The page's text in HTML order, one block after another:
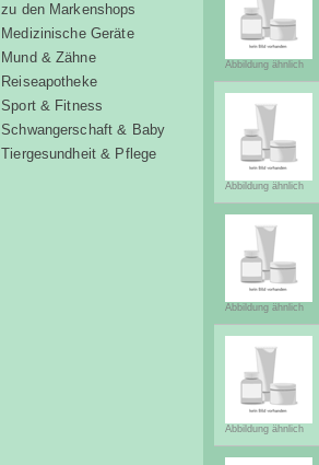
zu den Markenshops
Medizinische Geräte
Mund & Zähne
Reiseapotheke
Sport & Fitness
Schwangerschaft & Baby
Tiergesundheit & Pflege
Abbildung ähnlich
Abbildung ähnlich
Abbildung ähnlich
Abbildung ähnlich